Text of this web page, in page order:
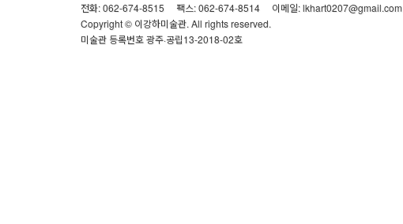
전화: 062-674-8515
팩스: 062-674-8514
이메일: lkhart0207@gmail.com
Copyright © 이강하미술관. All rights reserved.
미술관 등록번호 광주·공립13-2018-02호